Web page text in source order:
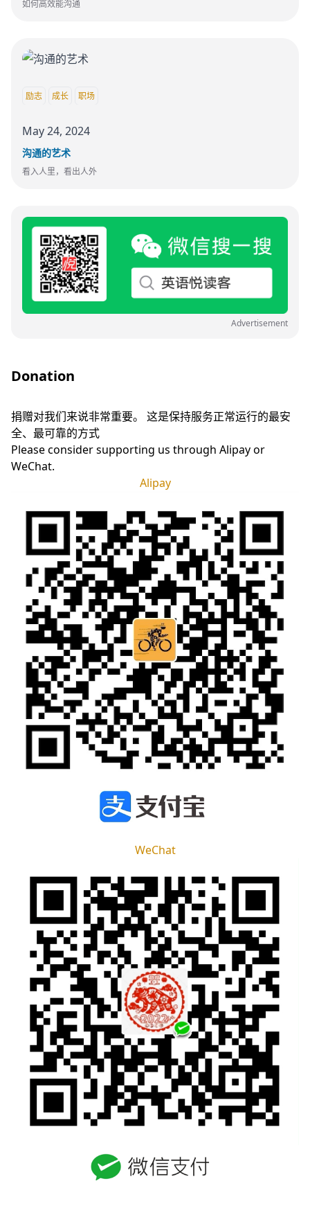
如何高效能沟通
励志 成长 职场
May 24, 2024
沟通的艺术
看入人里，看出人外
Advertisement
Donation
捐赠对我们来说非常重要。 这是保持服务正常运行的最安
全、最可靠的方式
Please consider supporting us through Alipay or
WeChat.
Alipay
WeChat